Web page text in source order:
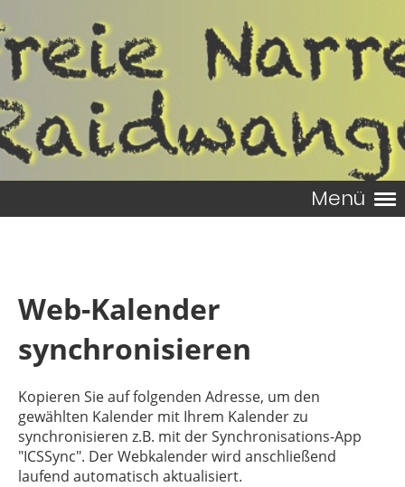
Menü
Web-Kalender
synchronisieren
Kopieren Sie auf folgenden Adresse, um den
gewählten Kalender mit Ihrem Kalender zu
synchronisieren z.B. mit der Synchronisations-App
"ICSSync". Der Webkalender wird anschließend
laufend automatisch aktualisiert.